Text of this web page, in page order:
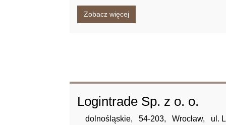
Zobacz więcej
Logintrade Sp. z o. o.
dolnośląskie, 54-203, Wrocław, ul.